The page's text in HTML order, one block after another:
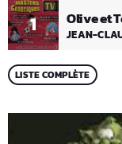
1 Olive et
JEAN-
LISTE COMPLÈTE